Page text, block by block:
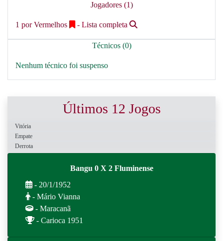
Jogadores (1)
1 por Vermelhos - Lista completa
Técnicos (0)
Nenhum técnico foi suspenso
Últimos 12 Jogos
Vitória
Empate
Derrota
Bangu 0 X 2 Fluminense
- 20/1/1952
- Mário Vianna
- Maracanã
- Carioca 1951